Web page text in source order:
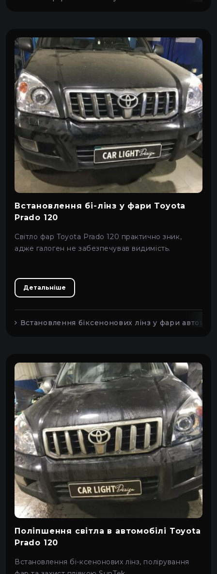
Changfeng
Geat Wall
Lexus
SEAT
УАЗ
Changhe
AC-Cars
Hafei Motor
Maserati
Acura
Chevrolet
Honda
Maybach
SsangYong
Alfa Romeo
Chrysler
Hummer
Subaru
Встановлення бі-лінз у фари Toyota
Prado 120
Світло фар Toyota Prado 120 практично зник,
адже галоген не забезпечував видимість.
Детальніше
Встановлення біксенонових лінз у фари
Поліпшення світла в автомобілі Toyota
Prado 120
Встановлення бі-ксенонових лінз, полірування